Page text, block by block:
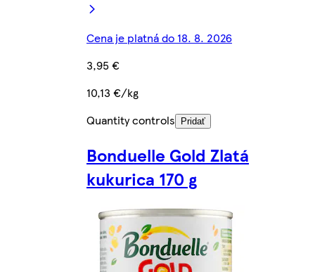
Cena je platná do 18. 8. 2026
3,95 €
10,13 €/kg
Quantity controls
Pridať
Bonduelle Gold Zlatá
kukurica 170 g